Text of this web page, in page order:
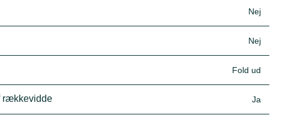
Nej
Nej
Fold ud
rækkevidde Ja